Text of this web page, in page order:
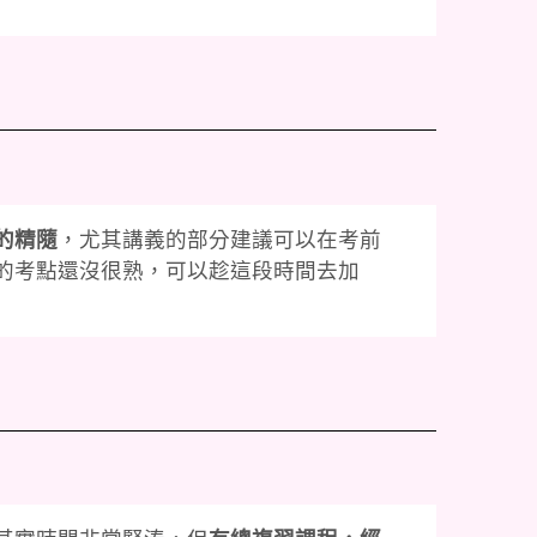
精隨 ，尤其講義的部分建議可以在考前
考點還沒很熟，可以趁這段時間去加